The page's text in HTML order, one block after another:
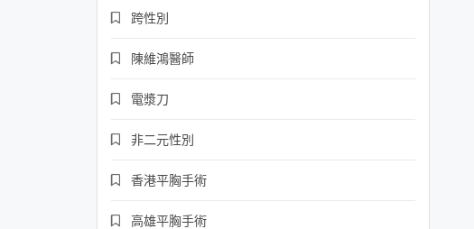
跨性別
陳維鴻醫師
電漿刀
非二元性別
香港平胸手術
高雄平胸手術